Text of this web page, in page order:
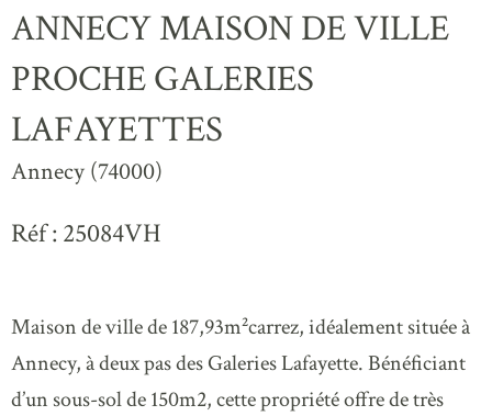
ANNECY MAISON DE VILLE
PROCHE GALERIES
LAFAYETTES
Annecy (74000)
Réf : 25084VH
Maison de ville de 187,93m²carrez, idéalement située à
Annecy, à deux pas des Galeries Lafayette. Bénéficiant
d’un sous-sol de 150m2, cette propriété offre de très